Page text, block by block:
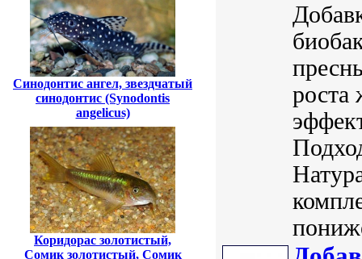
Синодонтис ангел, звездчатый
синодонтис (Synodontis
angelicus)
Коридорас золотистый,
Сомик золотистый, Сомик